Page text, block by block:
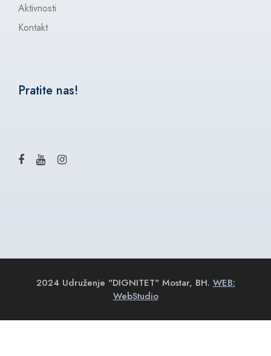
Aktivnosti
Kontakt
Pratite nas!
2024 Udruženje "DIGNITET" Mostar, BH. WEB:
WebStudio